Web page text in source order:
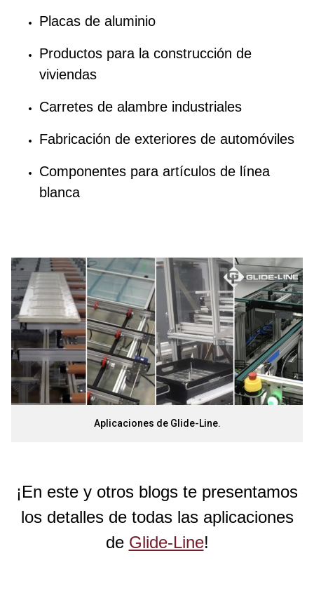
Placas de aluminio
Productos para la construcción de
viviendas
Carretes de alambre industriales
Fabricación de exteriores de automóviles
Componentes para artículos de línea
blanca
Aplicaciones de Glide-Line.
¡En este y otros blogs te presentamos
los detalles de todas las aplicaciones
de Glide-Line!